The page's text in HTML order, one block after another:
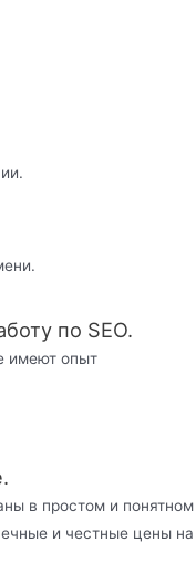
по SEO.
имеют опыт
в простом и понятном
и честные цены на